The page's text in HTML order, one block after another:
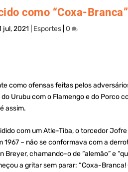
como “Coxa-
jul, 2021 Esportes| 0
como ofensas feitas pelos
Urubu com o Flamengo e do Porco
assim.
com um Atle-Tiba, o torcedor Jofre
– não se conformava com a
chamando-o de “alemão” e
a gritar sem parar: “Coxa-Branca!